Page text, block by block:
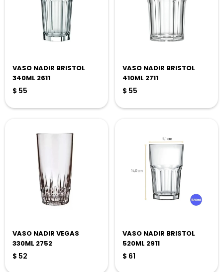
VASO NADIR BRISTOL
340ML 2611
$ 55
VASO NADIR BRISTOL
410ML 2711
$ 55
VASO NADIR VEGAS
330ML 2752
$ 52
VASO NADIR BRISTOL
520ML 2911
$ 61